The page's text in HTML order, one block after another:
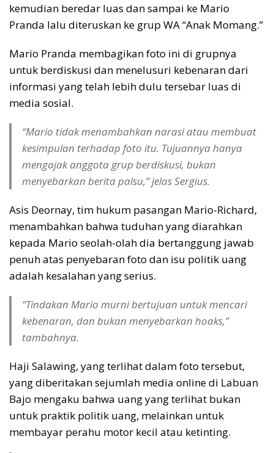
kemudian beredar luas dan sampai ke Mario
Pranda lalu diteruskan ke grup WA “Anak Momang.”
Mario Pranda membagikan foto ini di grupnya
untuk berdiskusi dan menelusuri kebenaran dari
informasi yang telah lebih dulu tersebar luas di
media sosial.
“Mario tidak menambahkan narasi atau membuat
kesimpulan terhadap foto itu. Tujuannya hanya
mengajak anggota grup berdiskusi, bukan
menyebarkan berita palsu,” jelas Sergius.
Asis Deornay, tim hukum pasangan Mario-Richard,
menambahkan bahwa tuduhan yang diarahkan
kepada Mario seolah-olah dia bertanggung jawab
penuh atas penyebaran foto dan isu politik uang
adalah kesalahan yang serius.
“Tindakan Mario murni bertujuan untuk mencari
kebenaran, dan bukan menyebarkan hoaks,”
tambahnya.
Haji Salawing, yang terlihat dalam foto tersebut,
yang diberitakan sejumlah media online di Labuan
Bajo mengaku bahwa uang yang terlihat bukan
untuk praktik politik uang, melainkan untuk
membayar perahu motor kecil atau ketinting.